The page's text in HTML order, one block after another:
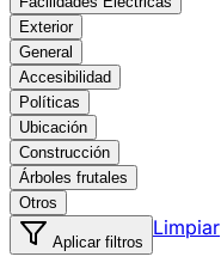
Exterior
General
Accesibilidad
Políticas
Ubicación
Construcción
Árboles frutales
Otros
Aplicar filtros
Limpiar